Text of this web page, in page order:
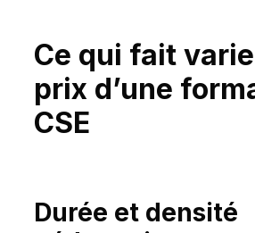
Ce qui fait
prix d’une
CSE
Durée et densité